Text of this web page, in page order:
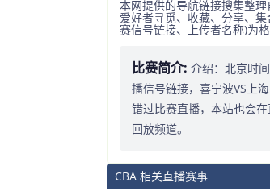
本网提供的导航链接搜集整
爱好者寻觅、收藏、分享、
赛信号链接、上传者名称)为
比赛简介: 介绍：北京时
播信号链接，喜宁波VS上
错过比赛直播，本站也会
回放频道。
CBA 相关直播赛事